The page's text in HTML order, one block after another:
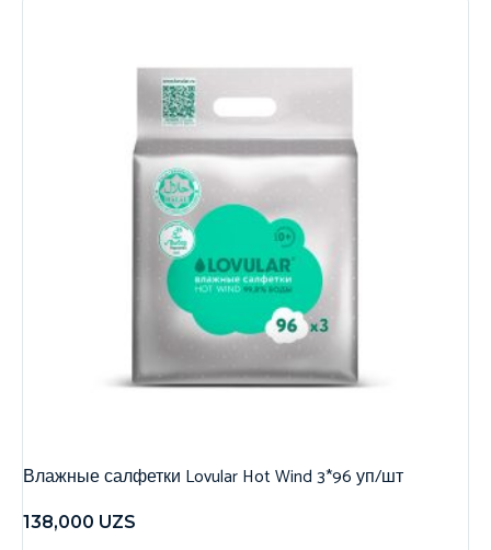
Влажные салфетки Lovular Hot Wind 3*96 уп/шт
138,000 UZS